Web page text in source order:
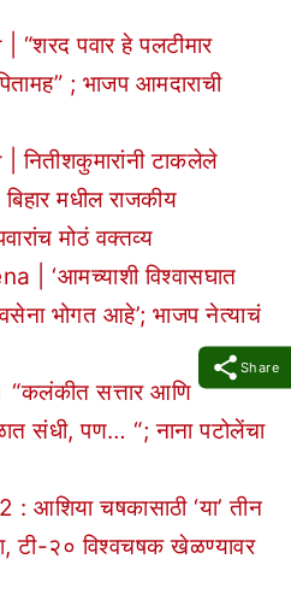
Share
पवार हे पलटीमार
; भाजप आमदाराची
टाकलेले
मधील राजकीय
मोठं वक्तव्य
| ‘आमच्याशी विश्वासघात
भोगत आहे’; भाजप नेत्याचं
सत्तार आणि
संधी, पण… “; नाना पटोलेंचा
चषकासाठी ‘या’ तीन
टी-२० विश्वचषक खेळण्यावर